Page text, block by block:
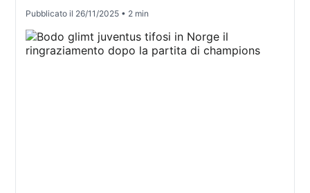
Pubblicato il 26/11/2025 • 2 min